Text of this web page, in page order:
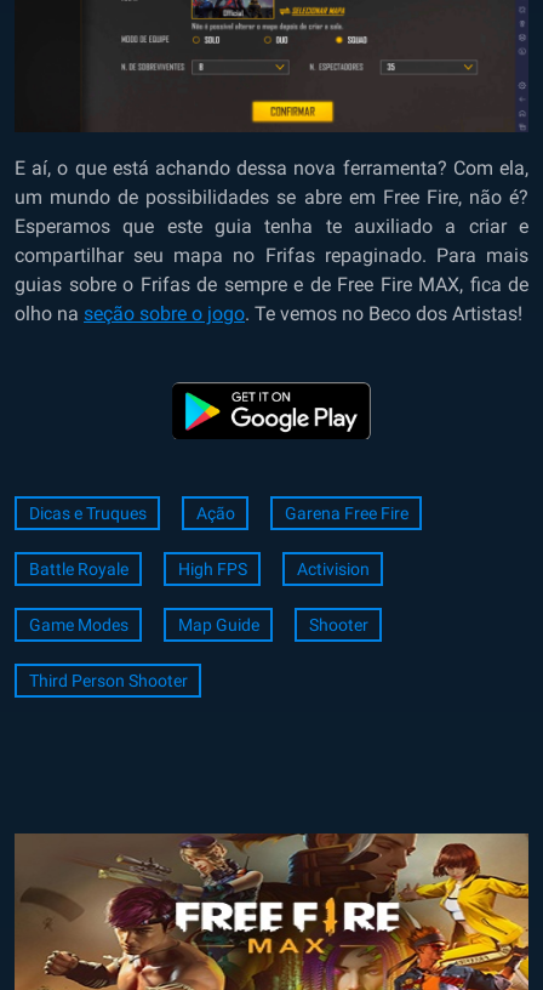
E aí, o que está achando dessa nova ferramenta? Com ela,
um mundo de possibilidades se abre em Free Fire, não é?
Esperamos que este guia tenha te auxiliado a criar e
compartilhar seu mapa no Frifas repaginado. Para mais
guias sobre o Frifas de sempre e de Free Fire MAX, fica de
olho na seção sobre o jogo. Te vemos no Beco dos Artistas!
Dicas e Truques Ação Garena Free Fire
Battle Royale High FPS Activision
Game Modes Map Guide Shooter
Third Person Shooter